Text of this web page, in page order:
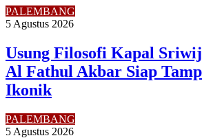
PALEMBANG
5 Agustus 2026
Usung Filosofi Kapal
Al Fathul Akbar Siap
Ikonik
PALEMBANG
5 Agustus 2026